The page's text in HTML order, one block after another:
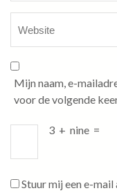
Mijn naam, e-
voor de volgende
3 + nine =
Stuur mij een e-